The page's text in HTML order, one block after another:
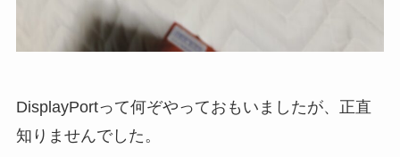
DisplayPortって何ぞやっておもいましたが、正直
知りませんでした。